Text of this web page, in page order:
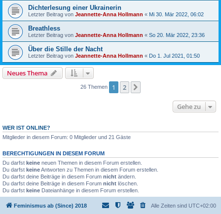
Dichterlesung einer Ukrainerin
Letzter Beitrag von Jeannette-Anna Hollmann « Mi 30. Mär 2022, 06:02
Breathless
Letzter Beitrag von Jeannette-Anna Hollmann « So 20. Mär 2022, 23:36
Über die Stille der Nacht
Letzter Beitrag von Jeannette-Anna Hollmann « Do 1. Jul 2021, 01:50
Neues Thema
26 Themen 1 2
Gehe zu
WER IST ONLINE?
Mitglieder in diesem Forum: 0 Mitglieder und 21 Gäste
BERECHTIGUNGEN IN DIESEM FORUM
Du darfst keine neuen Themen in diesem Forum erstellen.
Du darfst keineAntworten zu Themen in diesem Forum erstellen.
Du darfst deine Beiträge in diesem Forum nicht ändern.
Du darfst deine Beiträge in diesem Forum nicht löschen.
Du darfst keine Dateianhänge in diesem Forum erstellen.
Feminismus ab (Since) 2018 Alle Zeiten sind UTC+02:00